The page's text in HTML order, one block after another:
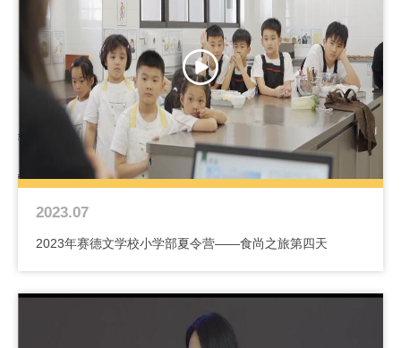
2023.07
2023年赛德文学校小学部夏令营——食尚之旅第四天